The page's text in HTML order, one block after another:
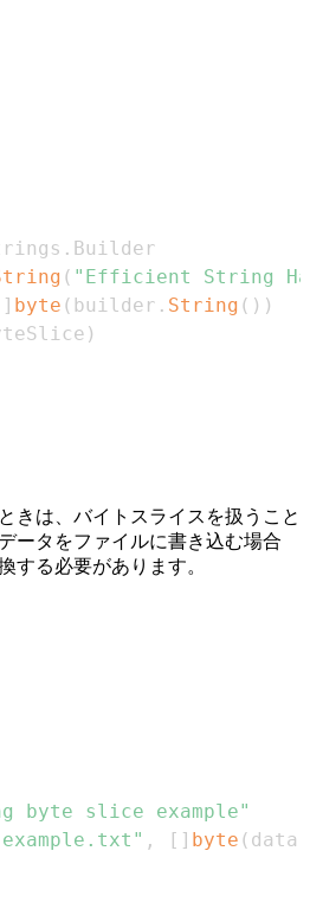
.
( "Efficient String
] byte ( builder . String ( ) )
)
きは、バイトスライスを扱うこと
ータをファイルに書き込む場合
する必要があります。
byte slice example"
, [ ] byte ( data